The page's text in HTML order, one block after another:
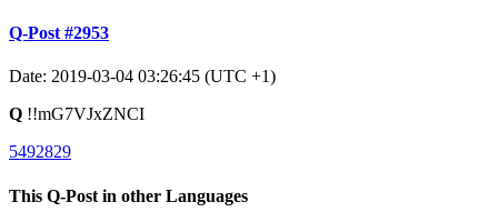
Q-Post #2953
Date: 2019-03-04 03:26:45 (UTC +1)
Q !!mG7VJxZNCI
5492829
This Q-Post in other Languages